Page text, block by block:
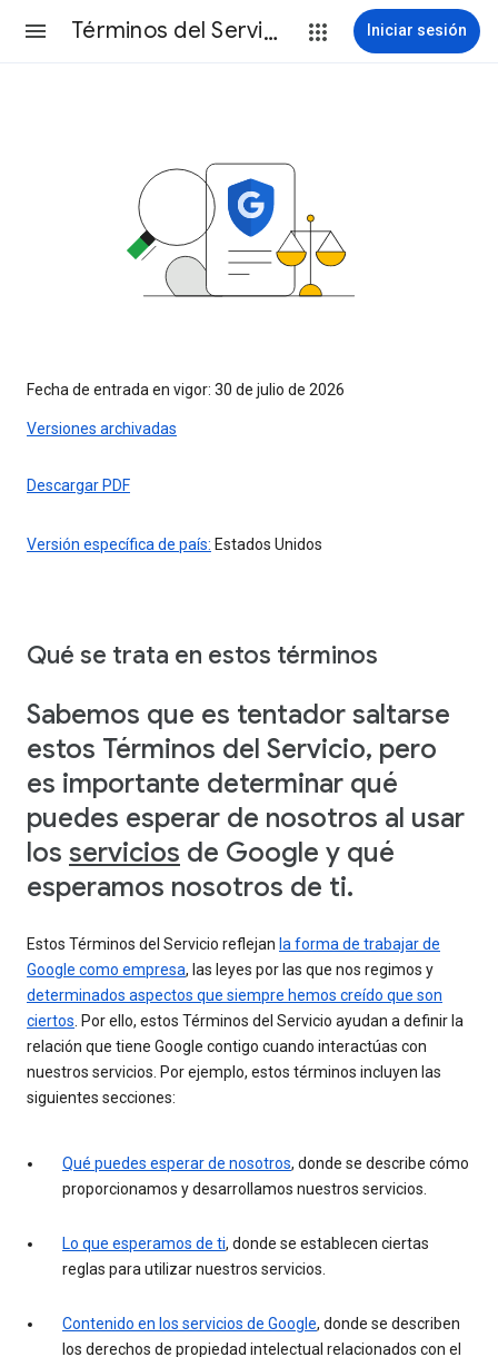
Términos del Servicio Iniciar sesión
Fecha de entrada en vigor: 30 de julio de 2026
Versiones archivadas
Descargar PDF
Versión específica de país: Estados Unidos
Qué se trata en estos términos
Sabemos que es tentador saltarse
estos Términos del Servicio, pero
es importante determinar qué
puedes esperar de nosotros al usar
los servicios de Google y qué
esperamos nosotros de ti.
Estos Términos del Servicio reflejan la forma de trabajar de
Google como empresa, las leyes por las que nos regimos y
determinados aspectos que siempre hemos creído que son
ciertos . Por ello, estos Términos del Servicio ayudan a definir la
relación que tiene Google contigo cuando interactúas con
nuestros servicios. Por ejemplo, estos términos incluyen las
siguientes secciones:
Qué puedes esperar de nosotros, donde se describe cómo
proporcionamos y desarrollamos nuestros servicios.
Lo que esperamos de ti, donde se establecen ciertas
reglas para utilizar nuestros servicios.
Contenido en los servicios de Google, donde se describen
los derechos de propiedad intelectual relacionados con el